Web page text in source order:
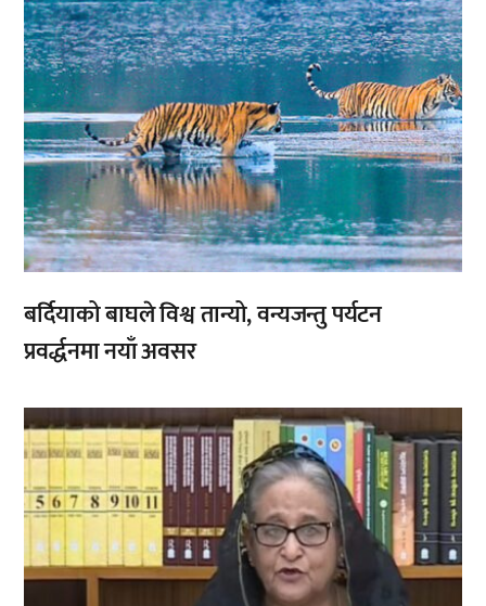
बर्दियाको बाघले विश्व तान्यो, वन्यजन्तु पर्यटन
प्रवर्द्धनमा नयाँ अवसर
,,